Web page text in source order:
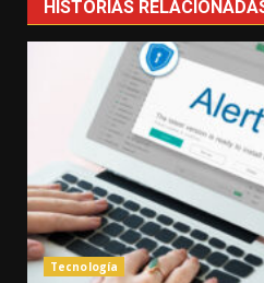
HISTORIAS
Tecnología